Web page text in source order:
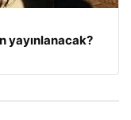
yayınlanacak?